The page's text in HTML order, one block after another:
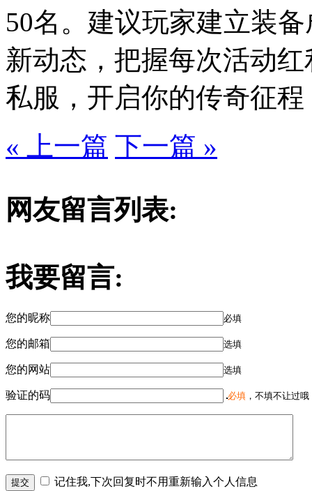
50名。建议玩家建立装
新动态，把握每次活动
私服，开启你的传奇征程
« 上一篇 下一篇 »
网友留言列表:
我要留言:
您的昵称 必填
您的邮箱 选填
您的网站 选填
验证的码 必填 ，不填不让过
记住我,下次回复时不用重新输入个人信息